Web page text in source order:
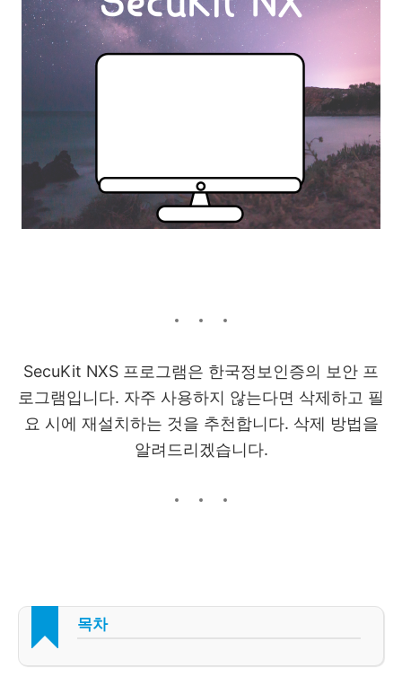
SecuKit NXS 프로그램은 한국정보인증의 보안 프
로그램입니다. 자주 사용하지 않는다면 삭제하고 필
요 시에 재설치하는 것을 추천합니다. 삭제 방법을
알려드리겠습니다.
목차